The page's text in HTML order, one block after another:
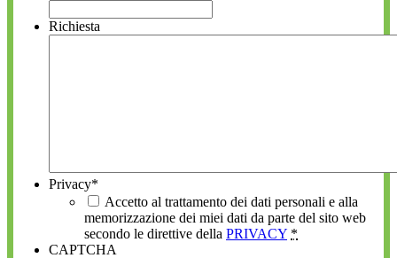
Richiesta
Privacy*
Accetto al trattamento dei dati personali e alla
memorizzazione dei miei dati da parte del sito web
secondo le direttive della PRIVACY *
CAPTCHA